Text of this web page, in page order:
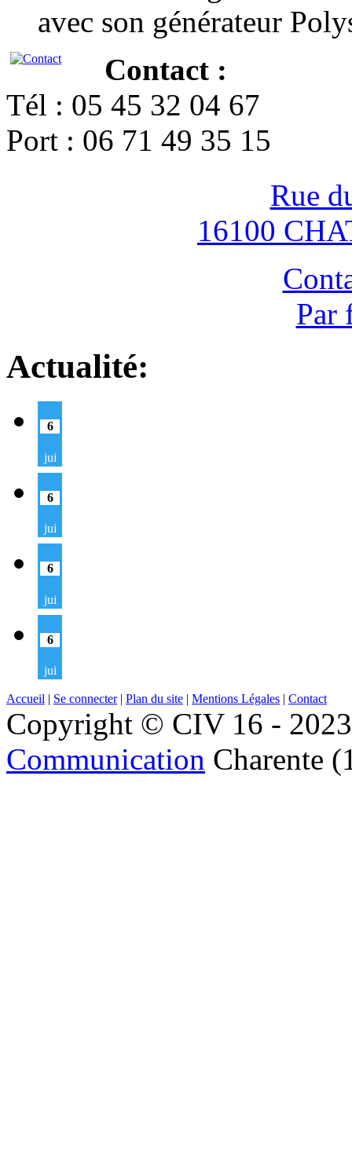
avec son générateur
Contact :
Tél : 05 45 32 04 67
Port : 06 71 49 35 15
Rue
16100
Par
Actualité:
6
jui
6
jui
6
jui
6
jui
Accueil | Se connecter| Plan du site | Mentions Légales | Contact
Copyright © CIV 16 -
Communication Charente